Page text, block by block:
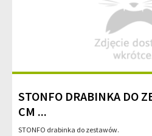
STONFO DRABINKA DO
CM ...
STONFO drabinka do zestawów.